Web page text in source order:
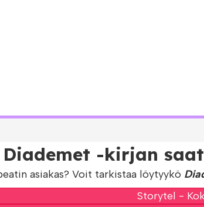
-kirjan
asiakas? Voit tarkistaa löytyykö
Storytel -